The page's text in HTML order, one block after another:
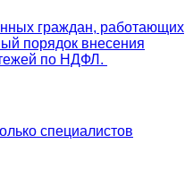
граждан, работающих
порядок внесения
по НДФЛ.
специалистов